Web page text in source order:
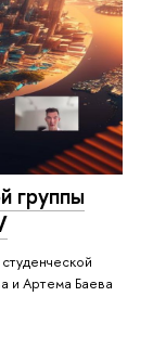
группы
и Артема Баева